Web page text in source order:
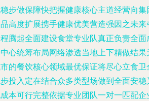
步做保障快把握健康核心主道经营向
高度扩展携手健康优美营造强因之未
腾起全面建设食堂专业队真正负责全
心统筹布局网络渗透当地上下精做结
的餐饮核心领域最优保证将尽心立食
投入定在结合众多类型场做到全面安
本可行完整依据专业团队一对一匹配